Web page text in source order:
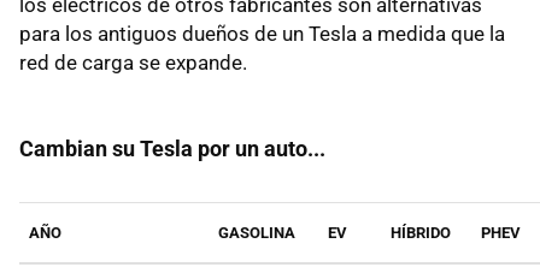
para los antiguos dueños de un Tesla a medida que la
red de carga se expande.
Cambian su Tesla por un auto...
AÑO GASOLINA EV HÍBRIDO PHEV